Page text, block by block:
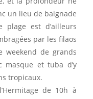
un lieu de baignade
plage est d’ailleurs
par les filaos
weekend de grands
masque et tuba d’y
tropicaux.
de 10h à